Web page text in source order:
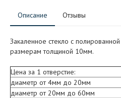
Описание Отзывы
Закаленное стекло с
размерам толщиной 10мм.
Цена за 1 отверстие:
диаметр от 4мм до 20мм
диаметр от 20мм до 60мм